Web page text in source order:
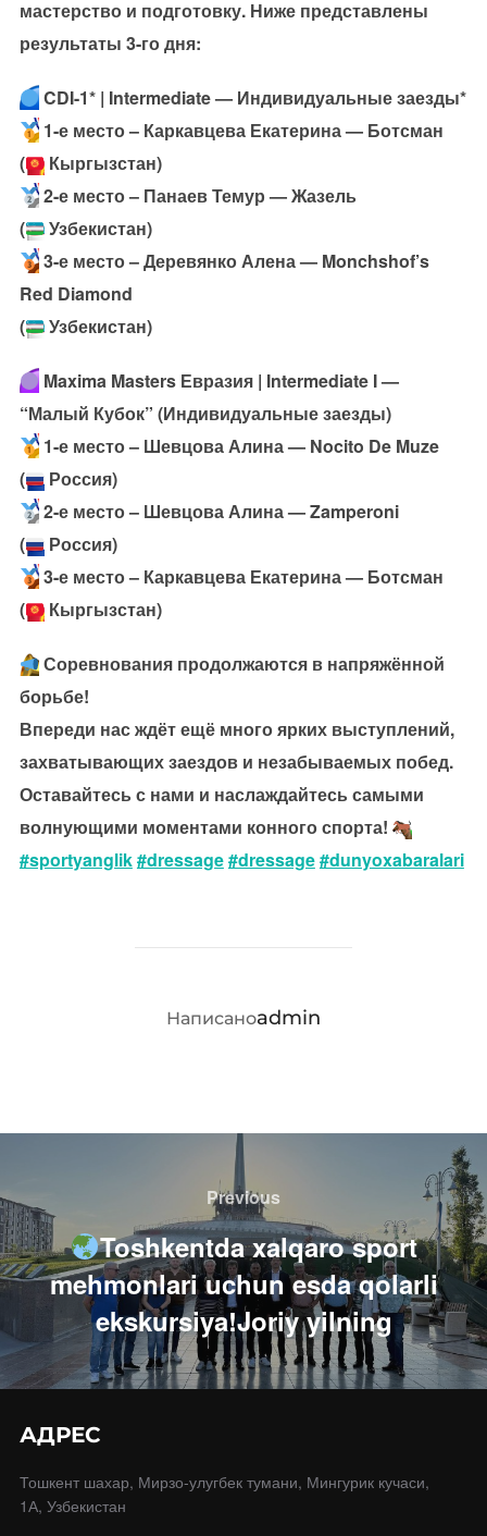
мастерство и подготовку. Ниже представлены
результаты 3-го дня:
CDI-1* | Intermediate — Индивидуальные заезды*
1-е место – Каркавцева Екатерина — Ботсман
(
Кыргызстан)
2-е место – Панаев Темур — Жазель
(
Узбекистан)
3-е место – Деревянко Алена — Monchshof’s
Red Diamond
(
Узбекистан)
Maxima Masters Евразия | Intermediate I —
“Малый Кубок” (Индивидуальные заезды)
1-е место – Шевцова Алина — Nocito De Muze
(
Россия)
2-е место – Шевцова Алина — Zamperoni
(
Россия)
3-е место – Каркавцева Екатерина — Ботсман
(
Кыргызстан)
Соревнования продолжаются в напряжённой
борьбе!
Впереди нас ждёт ещё много ярких выступлений,
захватывающих заездов и незабываемых побед.
Оставайтесь с нами и наслаждайтесь самыми
волнующими моментами конного спорта!
#sportyanglik#dressage#dressage#dunyoxabaralari
АВТОР ЗАПИСИ
Написаноadmin
по
записям
Previous
Previous
Toshkentda xalqaro sport
mehmonlari uchun esda qolarli
ekskursiya!Joriy yilning
АДРЕС
Тошкент шахар, Мирзо-улугбек тумани, Мингурик кучаси,
1А, Узбекистан